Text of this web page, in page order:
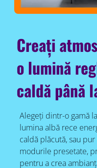
Creați
o lumină
caldă până
Alegeți dintr-o gamă
lumina albă rece
caldă plăcută, sau
modurile presetate,
pentru a crea